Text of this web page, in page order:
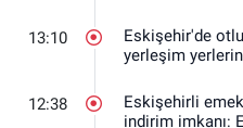
13:10
Eskişehir'de
yerleşim
12:38
Eskişehirli
indirim imkanı: